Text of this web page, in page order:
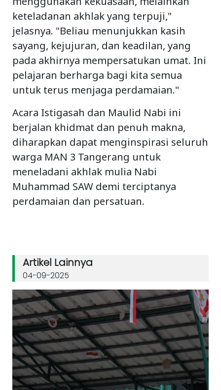
keteladanan akhlak yang terpuji,"
jelasnya. "Beliau menunjukkan kasih
sayang, kejujuran, dan keadilan, yang
pada akhirnya mempersatukan umat. Ini
pelajaran berharga bagi kita semua
untuk terus menjaga perdamaian."
Acara Istigasah dan Maulid Nabi ini
berjalan khidmat dan penuh makna,
diharapkan dapat menginspirasi seluruh
warga MAN 3 Tangerang untuk
meneladani akhlak mulia Nabi
Muhammad SAW demi terciptanya
perdamaian dan persatuan.
Artikel Lainnya
04-09-2025